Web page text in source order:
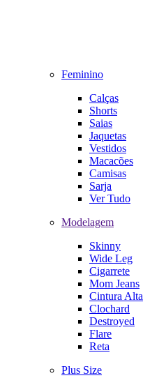
Feminino
Calças
Shorts
Saias
Jaquetas
Vestidos
Macacões
Camisas
Sarja
Ver Tudo
Modelagem
Skinny
Wide Leg
Cigarrete
Mom Jeans
Cintura Alta
Clochard
Destroyed
Flare
Reta
Plus Size